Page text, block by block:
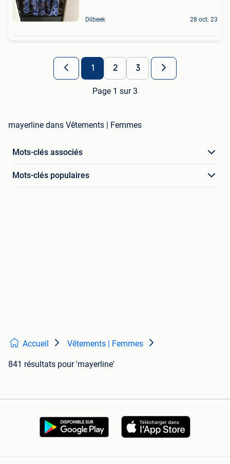
Dilbeek 28 oct. 23
1 2 3
Page 1 sur 3
mayerline dans Vêtements | Femmes
Mots-clés associés
Mots-clés populaires
Accueil Vêtements | Femmes
841 résultats pour 'mayerline'